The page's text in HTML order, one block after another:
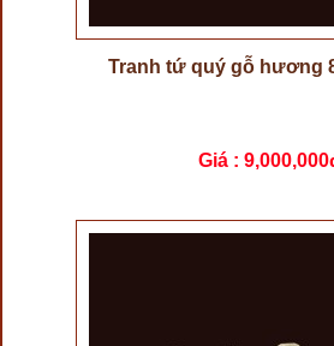
Tranh tứ quý gỗ hương
Giá :